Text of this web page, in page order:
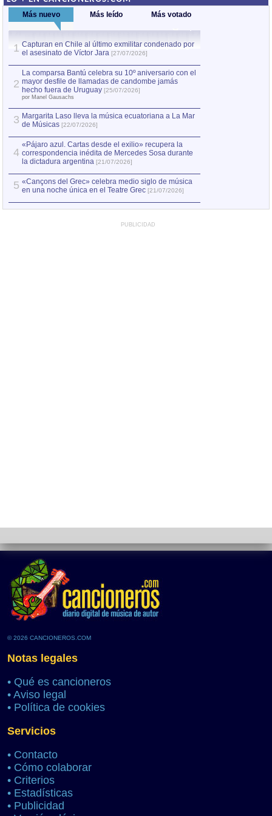
Más nuevo Más leído Más votado
1 Capturan en Chile al último exmilitar condenado por
el asesinato de Víctor Jara [27/07/2026]
2
La comparsa Bantú celebra su 10º aniversario con el
mayor desfile de llamadas de candombe jamás
hecho fuera de Uruguay [25/07/2026]
por Manel Gausachs
3 Margarita Laso lleva la música ecuatoriana a La Mar
de Músicas [22/07/2026]
4
«Pájaro azul. Cartas desde el exilio» recupera la
correspondencia inédita de Mercedes Sosa durante
la dictadura argentina [21/07/2026]
5 «Cançons del Grec» celebra medio siglo de música
en una noche única en el Teatre Grec [21/07/2026]
PUBLICIDAD
© 2026 CANCIONEROS.COM
Notas legales
• Qué es cancioneros
• Aviso legal
• Política de cookies
Servicios
• Contacto
• Cómo colaborar
• Criterios
• Estadísticas
• Publicidad